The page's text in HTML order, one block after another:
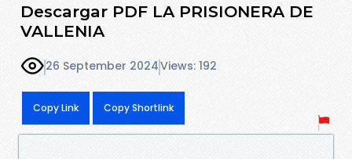
Descargar PDF LA PRISIONERA DE
VALLENIA
26 September 2024Views: 192
Copy Link Copy Shortlink